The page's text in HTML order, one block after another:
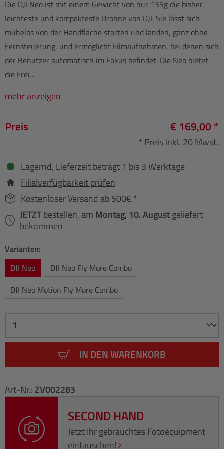
Die DJI Neo ist mit einem Gewicht von nur 135g die bisher
leichteste und kompakteste Drohne von DJI. Sie lässt sich
mühelos von der Handfläche starten und landen, ganz ohne
Fernsteuerung, und ermöglicht Filmaufnahmen, bei denen sich
der Benutzer automatisch im Fokus befindet. Die Neo bietet
die Frei...
mehr anzeigen
Preis € 169,00 *
* Preis inkl. 20 Mwst.
Lagernd, Lieferzeit beträgt 1 bis 3 Werktage
Filialverfügbarkeit prüfen
Kostenloser Versand ab 500€ *
JETZTbestellen, am Montag, 10. Augustgeliefert
bekommen
Varianten:
DJI Neo
DJI Neo Fly More Combo
DJI Neo Motion Fly More Combo
IN DEN WARENKORB
Art-Nr.: ZV002283
SECOND HAND
Jetzt Ihr gebrauchtes Fotoequipment
eintauschen!